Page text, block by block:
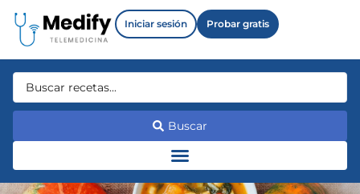
Iniciar sesión Probar gratis
Buscar